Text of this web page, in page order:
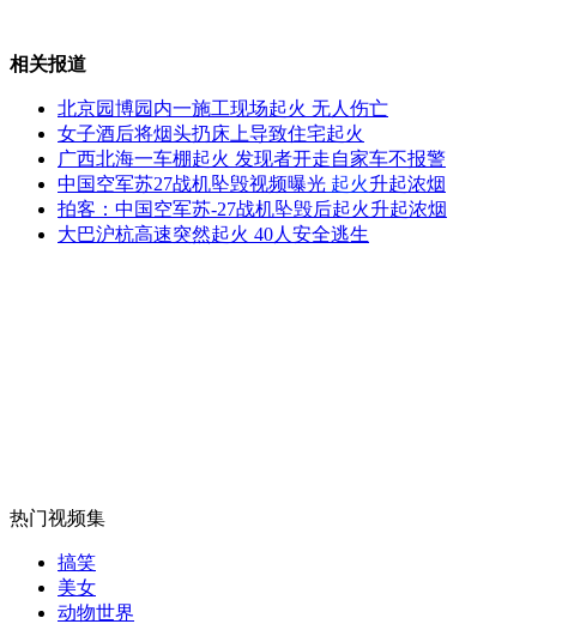
全聚德被曝以10元价格出售客人未带走鸭架
山西太原：监拍行人过马路 600人仅1人守交规
无痛分娩是否安全 医生回应
外交部：反对强权政治霸凌主义
相关报道
北京园博园内一施工现场起火 无人伤亡
女子酒后将烟头扔床上导致住宅起火
广西北海一车棚起火 发现者开走自家车不报警
中国空军苏27战机坠毁视频曝光 起火升起浓烟
拍客：中国空军苏-27战机坠毁后起火升起浓烟
大巴沪杭高速突然起火 40人安全逃生
热门视频集
搞笑
美女
动物世界